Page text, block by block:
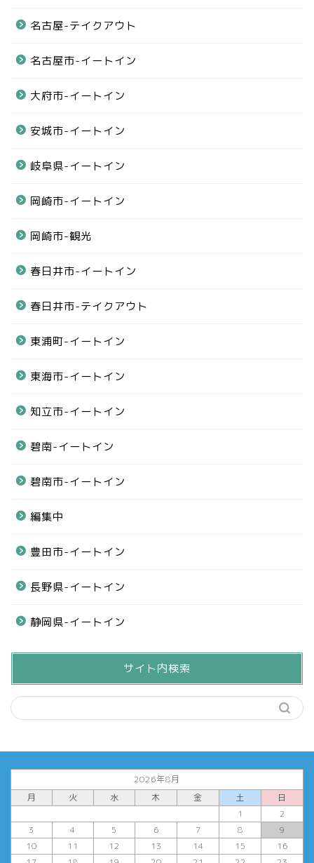
名古屋-テイクアウト
名古屋市-イートイン
大府市-イートイン
安城市-イートイン
岐阜県-イートイン
岡崎市-イートイン
岡崎市-観光
春日井市-イートイン
春日井市-テイクアウト
東浦町-イートイン
東海市-イートイン
知立市-イートイン
碧南-イートイン
碧南市-イートイン
編集中
豊田市-イートイン
長野県-イートイン
静岡県-イートイン
サイト内検索
2026年8月
月
火 水 木 金 土
日
1
2
3
4 5 6 7 8
9
10
11 12 13 14 15
16